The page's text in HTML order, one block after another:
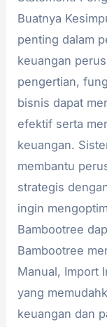
Buatnya
penting dalam
keuangan
pengertian,
bisnis dapat
efektif serta
keuangan.
membantu
strategis
ingin
Bambootree
Bambootree
Manual, Import
yang
keuangan dan